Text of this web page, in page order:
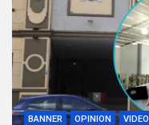
BANNER OPINION